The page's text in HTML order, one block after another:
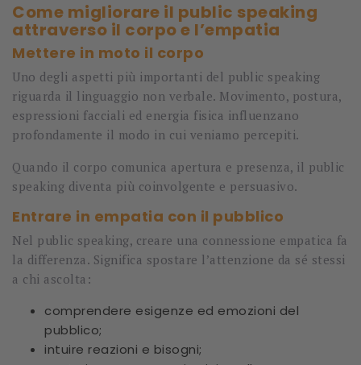
Come migliorare il public speaking
attraverso il corpo e l’empatia
Mettere in moto il corpo
Uno degli aspetti più importanti del public speaking
riguarda il linguaggio non verbale. Movimento, postura,
espressioni facciali ed energia fisica influenzano
profondamente il modo in cui veniamo percepiti.
Quando il corpo comunica apertura e presenza, il public
speaking diventa più coinvolgente e persuasivo.
Entrare in empatia con il pubblico
Nel public speaking, creare una connessione empatica fa
la differenza. Significa spostare l’attenzione da sé stessi
a chi ascolta:
comprendere esigenze ed emozioni del
pubblico;
intuire reazioni e bisogni;